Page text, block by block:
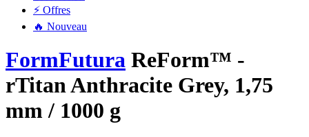
⚡ Offres
🔥 Nouveau
FormFutura ReForm™ -
rTitan Anthracite Grey, 1,75
mm / 1000 g